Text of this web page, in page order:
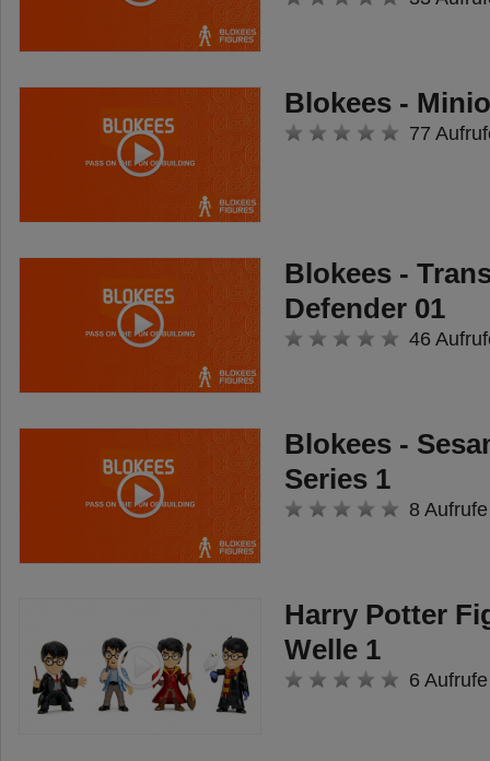
Blokees -
77
Blokees -
Defender 01
46
Blokees -
Series 1
8 Aufrufe
Harry Potter
Welle 1
6 Aufrufe